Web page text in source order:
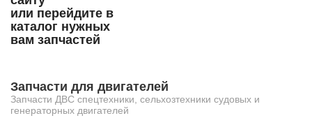
или перейдите в
каталог нужных
вам запчастей
Запчасти для двигателей
Запчасти ДВС спецтехники, сельхозтехники судовых и
генераторных двигателей